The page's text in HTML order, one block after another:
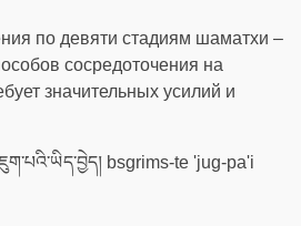
по девяти стадиям шаматхи –
сосредоточения на
значительных усилий и
bsgrims-te 'jug-pa'i